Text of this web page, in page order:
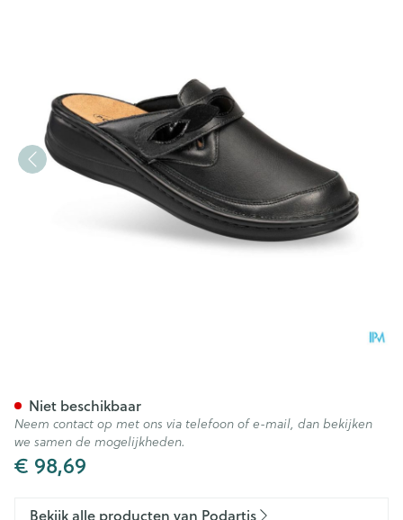
€ 98,69
Niet beschikbaar
Neem contact op met ons via telefoon of e-mail, dan bekijken
we samen de mogelijkheden.
Bekijk alle producten van Podartis